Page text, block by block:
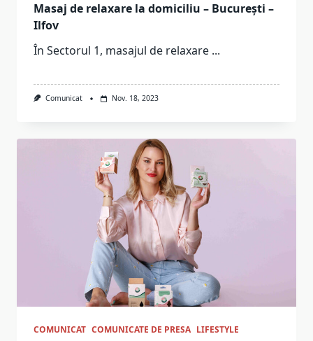
Masaj de relaxare la domiciliu – București –
Ilfov
În Sectorul 1, masajul de relaxare ...
Comunicat Nov. 18, 2023
COMUNICAT COMUNICATE DE PRESA LIFESTYLE